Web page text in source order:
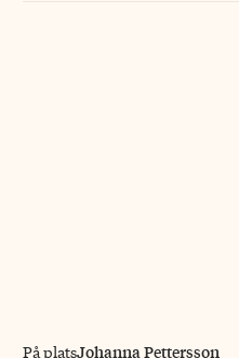
På platsJohanna Pettersson